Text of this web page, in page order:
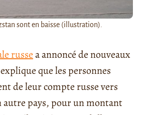
sont en baisse (illustration).
russea annoncé de nouveaux
explique que les personnes
de leur compte russe vers
autre pays, pour un montant